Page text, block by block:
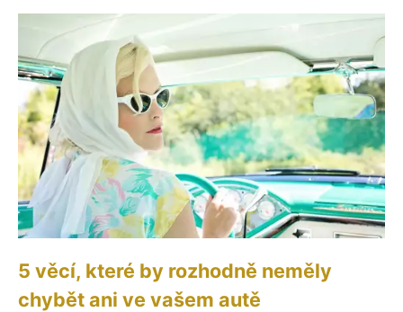
5 věcí, které by rozhodně neměly
chybět ani ve vašem autě